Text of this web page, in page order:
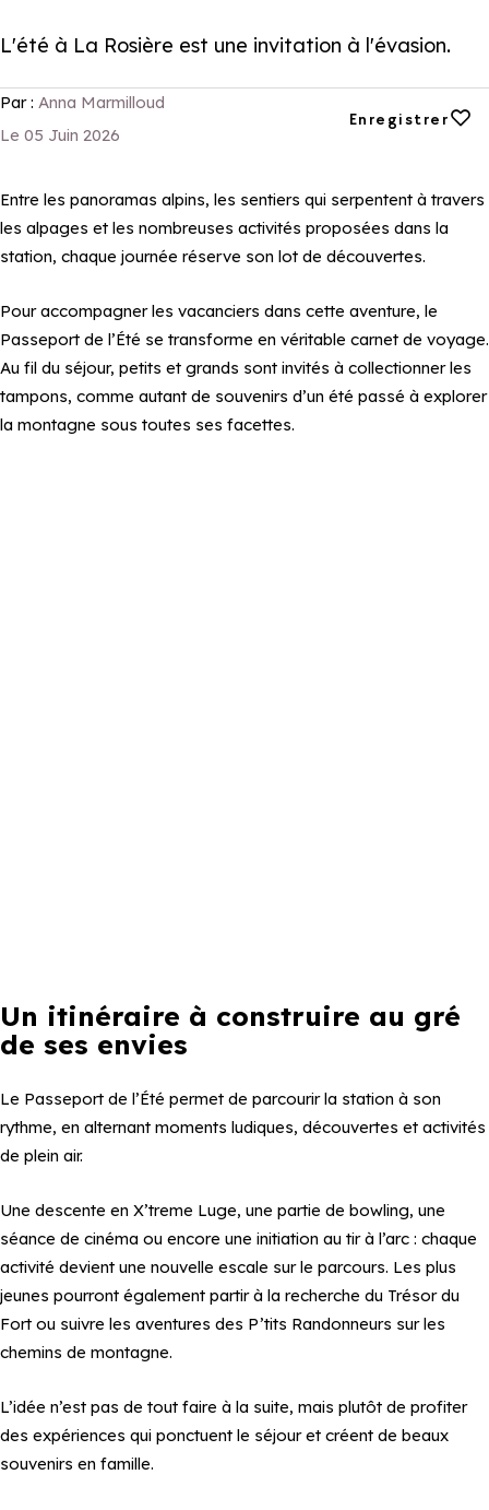
L'été à La Rosière est une invitation à l'évasion.
Par : Anna Marmilloud
Le 05 Juin 2026
Enregistrer
Ajouter aux
Entre les panoramas alpins, les sentiers qui serpentent à travers
les alpages et les nombreuses activités proposées dans la
station, chaque journée réserve son lot de découvertes.
Pour accompagner les vacanciers dans cette aventure, le
Passeport de l’Été se transforme en véritable carnet de voyage.
Au fil du séjour, petits et grands sont invités à collectionner les
tampons, comme autant de souvenirs d’un été passé à explorer
la montagne sous toutes ses facettes.
Un itinéraire à construire au gré
de ses envies
Le Passeport de l’Été permet de parcourir la station à son
rythme, en alternant moments ludiques, découvertes et activités
de plein air.
Une descente en X’treme Luge, une partie de bowling, une
séance de cinéma ou encore une initiation au tir à l’arc : chaque
activité devient une nouvelle escale sur le parcours. Les plus
jeunes pourront également partir à la recherche du Trésor du
Fort ou suivre les aventures des P’tits Randonneurs sur les
chemins de montagne.
L’idée n’est pas de tout faire à la suite, mais plutôt de profiter
des expériences qui ponctuent le séjour et créent de beaux
souvenirs en famille.